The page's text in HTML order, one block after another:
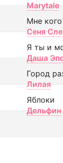
Marytale
Мне
Сеня
Я ты и
Даша
Город
Лилая
Яблоки
Дельфин